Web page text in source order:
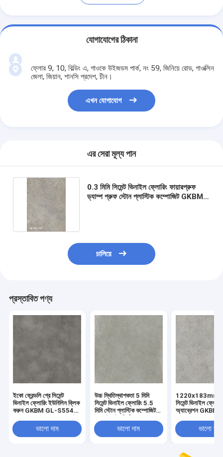
যোগাযোগের ঠিকানা
ফ্লোর 9, 10, বিল্ডিং এ, গাওকে উইজডম পার্ক, নং 59, জিনিয়ে রোড, গাওক্সিন
জেলা, জিয়ান, শানসি প্রদেশ, চীন।
এখন যোগাযোগ
এর সেরা মূল্য পান
0.3 মিমি সিমেন্ট ভিনাইল ফ্লোরিং ফায়ারপ্রুফ
ড্যাম্প প্রুফ স্টোন প্লাস্টিক কম্পোজিট GKBM
চালিয়ে
প্রস্তাবিত পণ্য
ইকো ফ্রেন্ডলি গ্রে সিমেন্ট
ভিনাইল ফ্লোরিং ইউনিলিন ক্লিক
করুন GKBM GL-S5540-
ভালো দাম
উচ্চ স্থিতিস্থাপকতা 5 মিমি
সিমেন্ট ভিনাইল ফ্লোরিং 5.5
মিমি স্টোন প্লাস্টিক কম্পোজিট
DP-S82200
ভালো দাম
1220x183mm
সিমেন্ট ভিনাইল
অ্যাব্রেশন GKBM
ভালো দাম